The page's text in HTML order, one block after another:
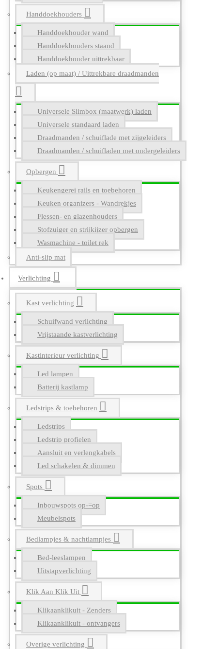
Handdoekhouders
Handdoekhouder wand
Handdoekhouders staand
Handdoekhouder uittrekbaar
Laden (op maat) / Uittrekbare draadmanden
Universele Slimbox (maatwerk) laden
Universele standaard laden
Draadmanden / schuiflade met zijgeleiders
Draadmanden / schuifladen met ondergeleiders
Opbergen
Keukengerei rails en toebehoren
Keuken organizers - Wandrekjes
Flessen- en glazenhouders
Stofzuiger en strijkijzer opbergen
Wasmachine - toilet rek
Anti-slip mat
Verlichting
Kast verlichting
Schuifwand verlichting
Vrijstaande kastverlichting
Kastinterieur verlichting
Led lampen
Batterij kastlamp
Ledstrips & toebehoren
Ledstrips
Ledstrip profielen
Aansluit en verlengkabels
Led schakelen & dimmen
Spots
Inbouwspots op-=op
Meubelspots
Bedlampjes & nachtlampjes
Bed-leeslampen
Uitstapverlichting
Klik Aan Klik Uit
Klikaanklikuit - Zenders
Klikaanklikuit - ontvangers
Overige verlichting